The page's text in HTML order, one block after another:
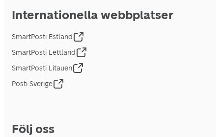
Internationella webbplatser
SmartPosti Estland
SmartPosti Lettland
SmartPosti Litauen
Posti Sverige
Följ oss